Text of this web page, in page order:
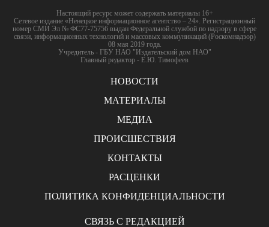
Настоящий ресурс может содержать материалы 16+
Сетевое издание «Ненецкое информационное агентство – 24». Регистрационный
номер СМИ Эл № ФС77-75756 выдан Федеральной службой по надзору в сфере
связи, информационных технологий и массовых коммуникаций (Роскомнадзор)
08 мая 2019 года.
Учредитель - ГБУ НАО "Издательский дом НАО"
Главный редактор - Е.Ю. Тимофеев
НОВОСТИ
МАТЕРИАЛЫ
МЕДИА
ПРОИСШЕСТВИЯ
КОНТАКТЫ
РАСЦЕНКИ
ПОЛИТИКА КОНФИДЕНЦИАЛЬНОСТИ
СВЯЗЬ С РЕДАКЦИЕЙ